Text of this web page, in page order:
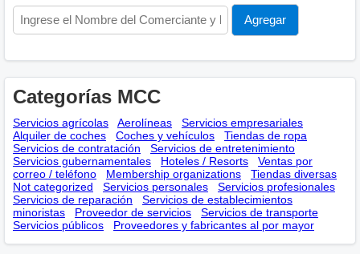
Categorías MCC
Servicios agrícolas Aerolíneas
Servicios empresariales
Alquiler de coches
Coches y vehículos
Tiendas de ropa
Servicios de contratación
Servicios de entretenimiento
Servicios gubernamentales
Hoteles / Resorts
Ventas por
correo / teléfono
Membership оrganizations
Tiendas diversas
Not categorized
Servicios personales
Servicios profesionales
Servicios de reparación
Servicios de establecimientos
minoristas
Proveedor de servicios
Servicios de transporte
Servicios públicos
Proveedores y fabricantes al por mayor